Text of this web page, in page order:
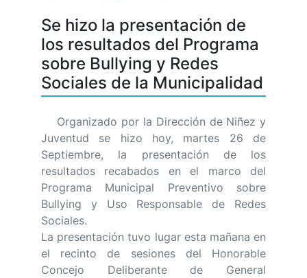
Se hizo la presentación de
los resultados del Programa
sobre Bullying y Redes
Sociales de la Municipalidad
Organizado por la Dirección de Niñez y
Juventud se hizo hoy, martes 26 de
Septiembre, la presentación de los
resultados recabados en el marco del
Programa Municipal Preventivo sobre
Bullying y Uso Responsable de Redes
Sociales.
La presentación tuvo lugar esta mañana en
el recinto de sesiones del Honorable
Concejo Deliberante de General